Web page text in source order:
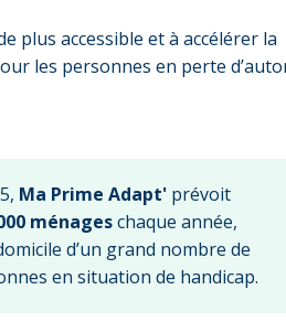
plus accessible et à accélérer la
les personnes en perte
Ma Prime Adapt'prévoit
ménageschaque année,
d’un grand nombre de
en situation de handicap.